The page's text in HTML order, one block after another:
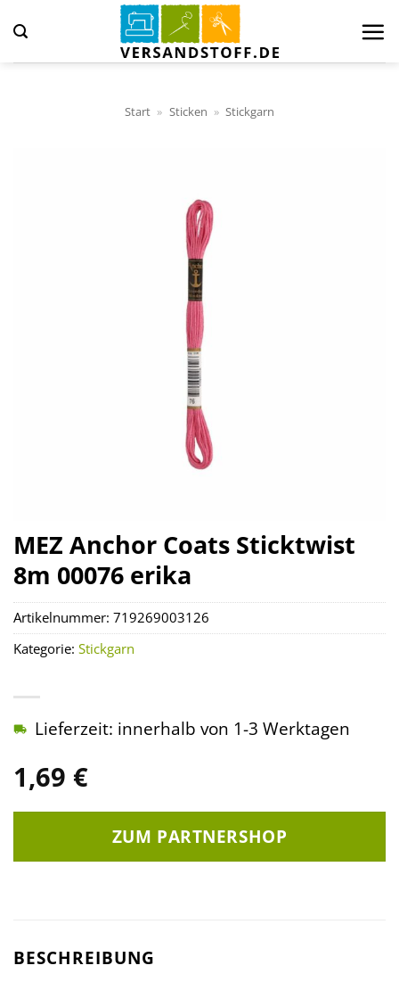
Inhalt
springen
Start » Sticken » Stickgarn
MEZ Anchor Coats Sticktwist
8m 00076 erika
1,69 €
Lieferzeit: innerhalb von 1-3 Werktagen
ZUM PARTNERSHOP
Artikelnummer: 719269003126
Kategorie: Stickgarn
BESCHREIBUNG